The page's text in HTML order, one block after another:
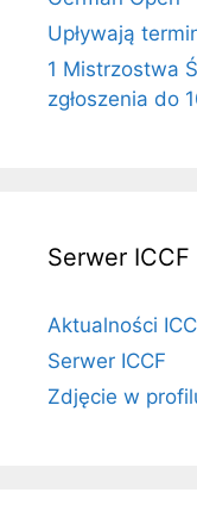
Upływają
1 Mistrzostwa
zgłoszenia do
Serwer ICCF
Aktualności
Serwer ICCF
Zdjęcie w